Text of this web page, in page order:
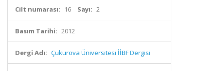
Cilt numarası: 16 Sayı: 2
Basım Tarihi: 2012
Dergi Adı: Çukurova Üniversitesi İİBF Dergisi